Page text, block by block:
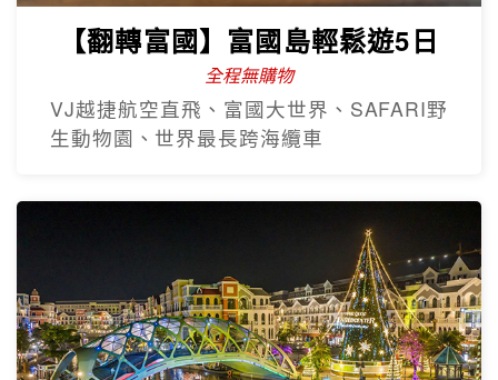
【翻轉富國】富國島輕鬆遊5日
全程無購物
VJ越捷航空直飛、富國大世界、SAFARI野
生動物園、世界最長跨海纜車